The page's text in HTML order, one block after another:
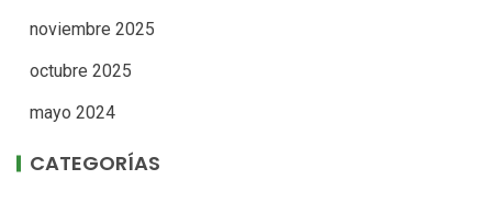
noviembre 2025
octubre 2025
mayo 2024
CATEGORÍAS